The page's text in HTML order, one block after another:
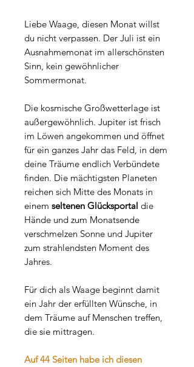
Liebe Waage, diesen Monat willst
du nicht verpassen. Der Juli ist ein
Ausnahmemonat im allerschönsten
Sinn, kein gewöhnlicher
Sommermonat.
Die kosmische Großwetterlage ist
außergewöhnlich. Jupiter ist frisch
im Löwen angekommen und öffnet
für ein ganzes Jahr das Feld, in dem
deine Träume endlich Verbündete
finden. Die mächtigsten Planeten
reichen sich Mitte des Monats in
einem seltenen Glücksportal die
Hände und zum Monatsende
verschmelzen Sonne und Jupiter
zum strahlendsten Moment des
Jahres.
Für dich als Waage beginnt damit
ein Jahr der erfüllten Wünsche, in
dem Träume auf Menschen treffen,
die sie mittragen.
Auf 44 Seiten habe ich diesen